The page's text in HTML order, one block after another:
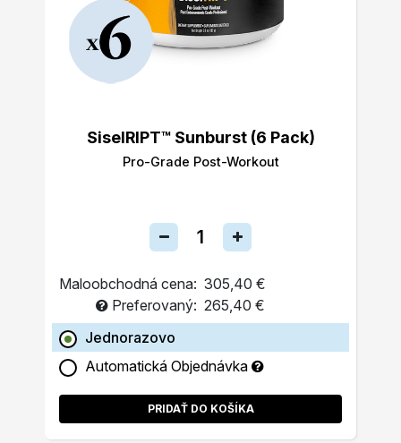
SiselRIPT™ Sunburst (6 Pack)
Pro-Grade Post-Workout
Maloobchodná cena: 305,40 €
Preferovaný: 265,40 €
Jednorazovo
Automatická Objednávka
PRIDAŤ DO KOŠÍKA